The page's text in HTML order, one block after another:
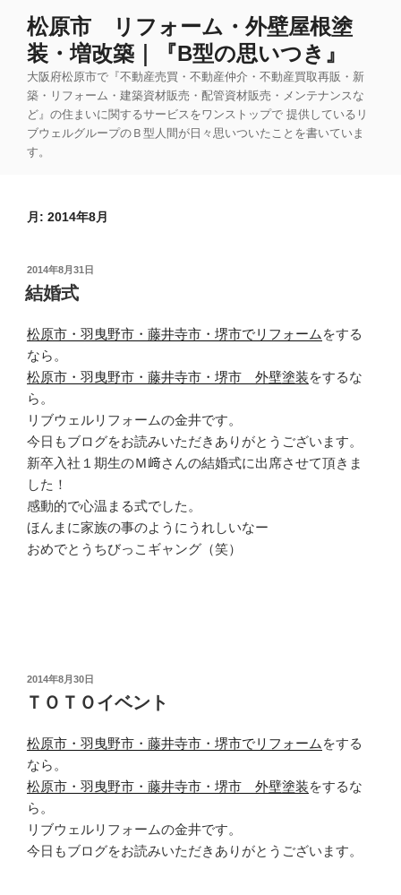
松原市 リフォーム・外壁屋根塗
装・増改築｜『B型の思いつき』
大阪府松原市で『不動産売買・不動産仲介・不動産買取再販・新
築・リフォーム・建築資材販売・配管資材販売・メンテナンスな
ど』の住まいに関するサービスをワンストップで 提供しているリ
ブウェルグループのＢ型人間が日々思いついたことを書いていま
す。
月: 2014年8月
投
稿
日:
2014年8月31日
結婚式
松原市・羽曳野市・藤井寺市・堺市でリフォーム をする
なら。
松原市・羽曳野市・藤井寺市・堺市 外壁塗装をするな
ら。
リブウェルリフォームの金井です。
今日もブログをお読みいただきありがとうございます。
新卒入社１期生のＭ﨑さんの結婚式に出席させて頂きま
した！
感動的で心温まる式でした。
ほんまに家族の事のようにうれしいなー
おめでとうちびっこギャング（笑）
投
稿
日:
2014年8月30日
ＴＯＴＯイベント
松原市・羽曳野市・藤井寺市・堺市でリフォーム をする
なら。
松原市・羽曳野市・藤井寺市・堺市 外壁塗装をするな
ら。
リブウェルリフォームの金井です。
今日もブログをお読みいただきありがとうございます。